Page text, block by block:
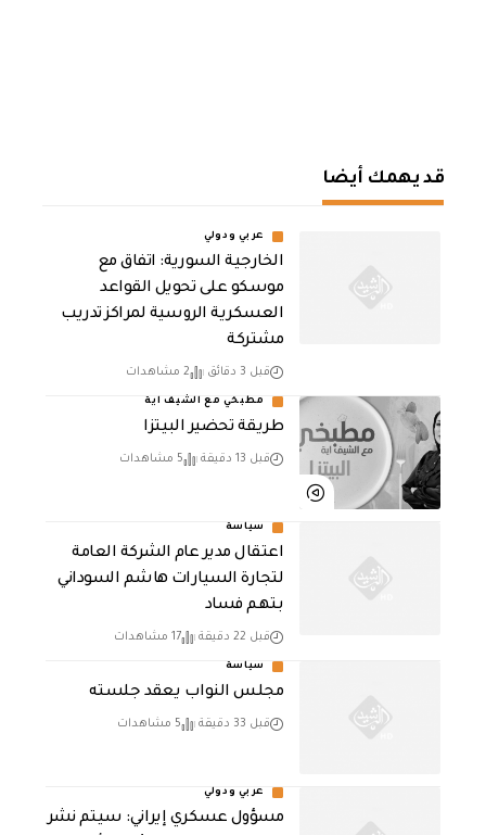
قد يهمك أيضا
عربي ودولي
الخارجية السورية: اتفاق مع
موسكو على تحويل القواعد
العسكرية الروسية لمراكز تدريب
مشتركة
قبل 3 دقائق 2 مشاهدات
مطبخي مع الشيف اية
طريقة تحضير البيتزا
قبل 13 دقيقة 5 مشاهدات
سياسة
اعتقال مدير عام الشركة العامة
لتجارة السيارات هاشم السوداني
بتهم فساد
قبل 22 دقيقة 17 مشاهدات
سياسة
مجلس النواب يعقد جلسته
قبل 33 دقيقة 5 مشاهدات
عربي ودولي
مسؤول عسكري إيراني: سيتم نشر